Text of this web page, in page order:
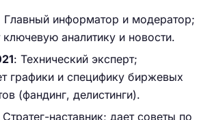
Главный информатор и модератор;
ключевую аналитику и новости.
: Технический эксперт;
графики и специфику биржевых
(фандинг, делистинги).
Стратег-наставник; дает советы по